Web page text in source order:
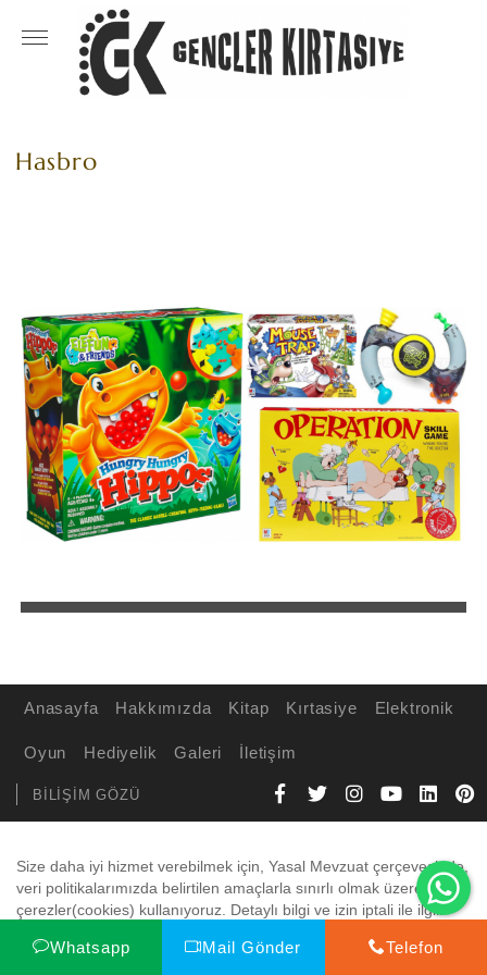
Hasbro
Anasayfa Hakkımızda Kitap Kırtasiye Elektronik
Oyun Hediyelik Galeri İletişim
BİLİŞİM GÖZÜ
Size daha iyi hizmet verebilmek için, Yasal Mevzuat çerçevesinde,
veri politikalarımızda belirtilen amaçlarla sınırlı olmak üzere
çerezler(cookies) kullanıyoruz. Detaylı bilgi ve izin iptali ile ilgili
Kabul Et
Whatsapp Mail Gönder Telefon